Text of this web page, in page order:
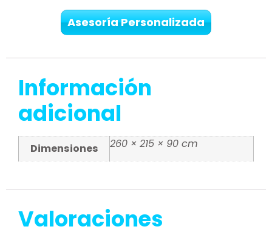
Asesoría Personalizada
Información
adicional
Dimensiones 260 × 215 × 90 cm
Valoraciones